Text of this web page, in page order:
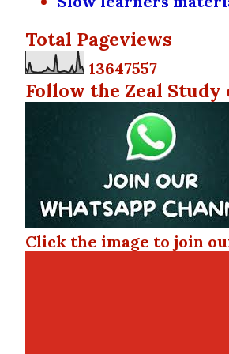
Total Pageviews
13647557
Follow the Zeal
Click the image to join